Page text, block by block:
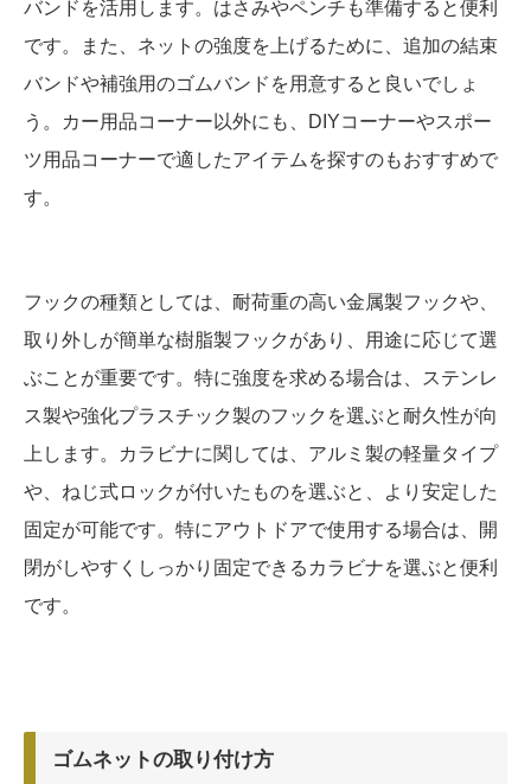
バンドを活用します。はさみやペンチも準備すると便利
です。また、ネットの強度を上げるために、追加の結束
バンドや補強用のゴムバンドを用意すると良いでしょ
う。カー用品コーナー以外にも、DIYコーナーやスポー
ツ用品コーナーで適したアイテムを探すのもおすすめで
す。
フックの種類としては、耐荷重の高い金属製フックや、
取り外しが簡単な樹脂製フックがあり、用途に応じて選
ぶことが重要です。特に強度を求める場合は、ステンレ
ス製や強化プラスチック製のフックを選ぶと耐久性が向
上します。カラビナに関しては、アルミ製の軽量タイプ
や、ねじ式ロックが付いたものを選ぶと、より安定した
固定が可能です。特にアウトドアで使用する場合は、開
閉がしやすくしっかり固定できるカラビナを選ぶと便利
です。
ゴムネットの取り付け方